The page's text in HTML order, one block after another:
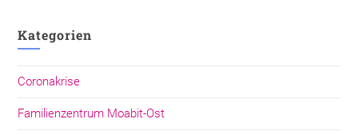
Kategorien
Coronakrise
Familienzentrum Moabit-Ost